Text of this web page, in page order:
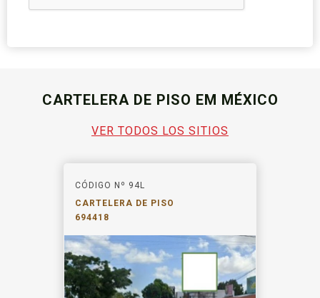
CARTELERA DE PISO EM MÉXICO
VER TODOS LOS SITIOS
CÓDIGO Nº 94L
CARTELERA DE PISO
694418